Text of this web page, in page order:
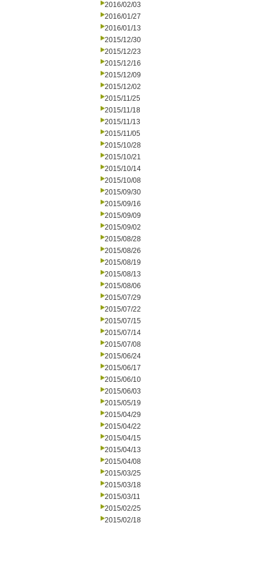
2016/02/03
2016/01/27
2016/01/13
2015/12/30
2015/12/23
2015/12/16
2015/12/09
2015/12/02
2015/11/25
2015/11/18
2015/11/13
2015/11/05
2015/10/28
2015/10/21
2015/10/14
2015/10/08
2015/09/30
2015/09/16
2015/09/09
2015/09/02
2015/08/28
2015/08/26
2015/08/19
2015/08/13
2015/08/06
2015/07/29
2015/07/22
2015/07/15
2015/07/14
2015/07/08
2015/06/24
2015/06/17
2015/06/10
2015/06/03
2015/05/19
2015/04/29
2015/04/22
2015/04/15
2015/04/13
2015/04/08
2015/03/25
2015/03/18
2015/03/11
2015/02/25
2015/02/18